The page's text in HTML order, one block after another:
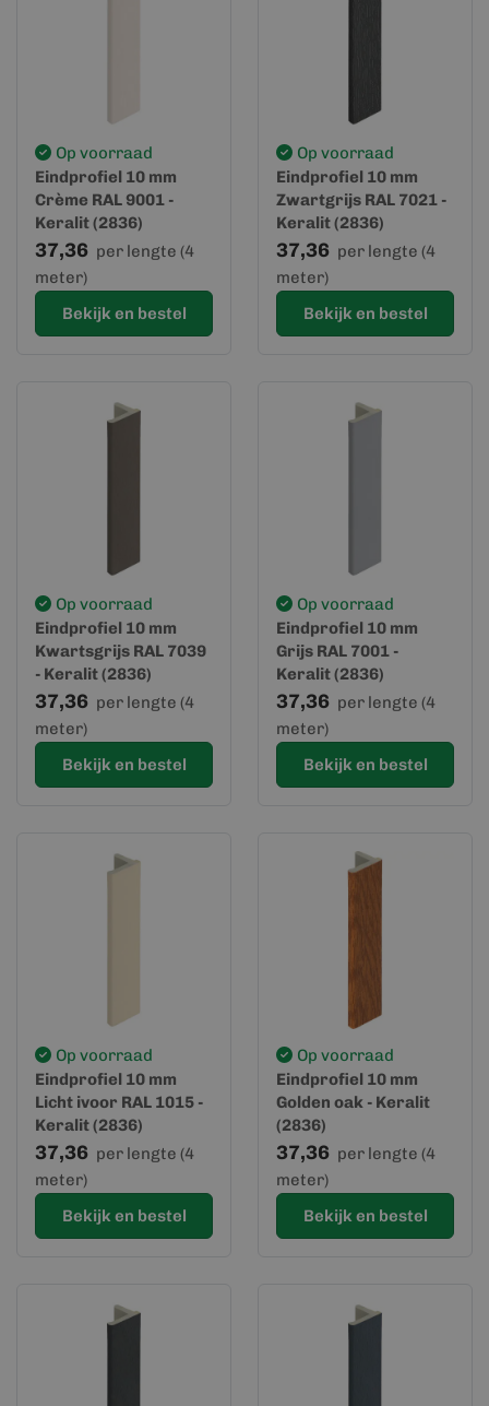
Op voorraad
Eindprofiel 10 mm
Crème RAL 9001 -
Keralit (2836)
37,36 per lengte (4
meter)
Bekijk en bestel
Op voorraad
Eindprofiel 10 mm
Zwartgrijs RAL 7021 -
Keralit (2836)
37,36 per lengte (4
meter)
Bekijk en bestel
Op voorraad
Eindprofiel 10 mm
Kwartsgrijs RAL 7039
- Keralit (2836)
37,36 per lengte (4
meter)
Bekijk en bestel
Op voorraad
Eindprofiel 10 mm
Grijs RAL 7001 -
Keralit (2836)
37,36 per lengte (4
meter)
Bekijk en bestel
Op voorraad
Eindprofiel 10 mm
Licht ivoor RAL 1015 -
Keralit (2836)
37,36 per lengte (4
meter)
Bekijk en bestel
Op voorraad
Eindprofiel 10 mm
Golden oak - Keralit
(2836)
37,36 per lengte (4
meter)
Bekijk en bestel